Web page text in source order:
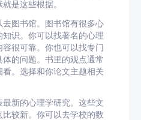
是这些根据。
图书馆。图书馆有很多心
识。你可以找著名的心理
很可靠。你也可以找专门
的问题。书里的观点通常
。选择和你论文主题相关
新的心理学研究。这些文
较新。你可以去学校的数